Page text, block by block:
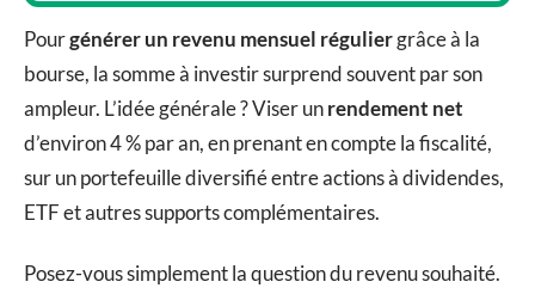
Pourgénérer un revenu mensuel réguliergrâce à la
bourse, la somme à investir surprend souvent par son
ampleur. L’idée générale ? Viser unrendement net
d’environ 4 % par an, en prenant en compte la fiscalité,
sur un portefeuille diversifié entre actions à dividendes,
ETF et autres supports complémentaires.
Posez-vous simplement la question du revenu souhaité.